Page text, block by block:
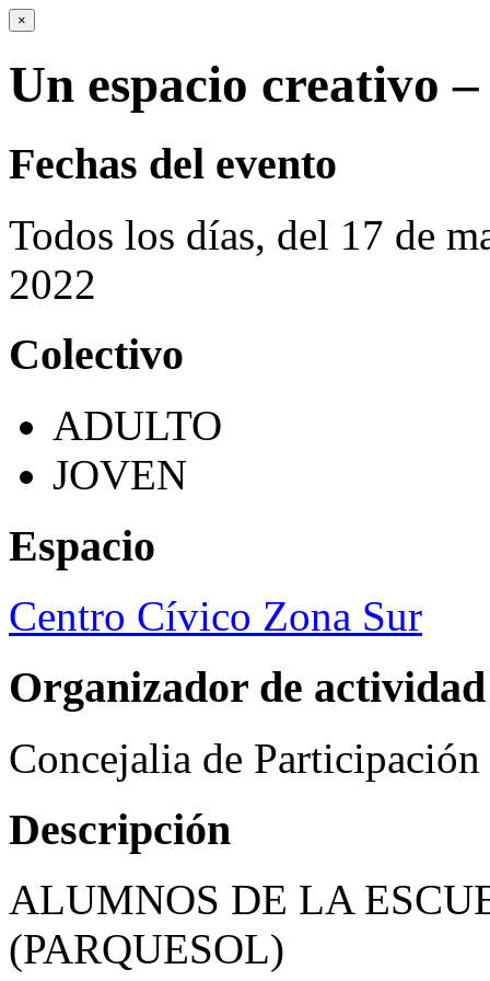
×
Un espacio creativo
Fechas del evento
Todos los días, del 17 de
2022
Colectivo
ADULTO
JOVEN
Espacio
Centro Cívico Zona Sur
Organizador de actividad
Concejalia de
Descripción
ALUMNOS DE LA
(PARQUESOL)